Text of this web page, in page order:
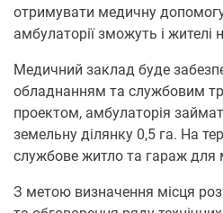
отримувати медичну
амбулаторії зможуть і жителі
Медичний заклад буде
обладнанням та службовим
проектом, амбулаторія
земельну ділянку 0,5 га. На
службове житло та гараж для
З метою визначення місця